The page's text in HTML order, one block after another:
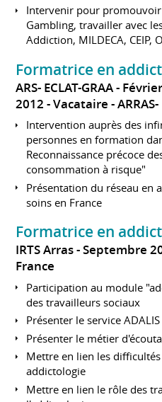
Intervenir pour promouvoir
Gambling, travailler avec
Addiction, MILDECA, CEIP,
Formatrice en
ARS- ECLAT-GRAA
2012 Vacataire
Intervention auprès des
personnes en formation
Reconnaissance précoce
consommation à risque"
Présentation du réseau en
soins en France
Formatrice en
IRTS Arras Septembre
France
Participation au module
des travailleurs sociaux
Présenter le service ADALIS
Présenter le métier
Mettre en lien les
addictologie
Mettre en lien le rôle des